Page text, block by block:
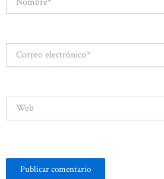
Correo
electrónico*
Web